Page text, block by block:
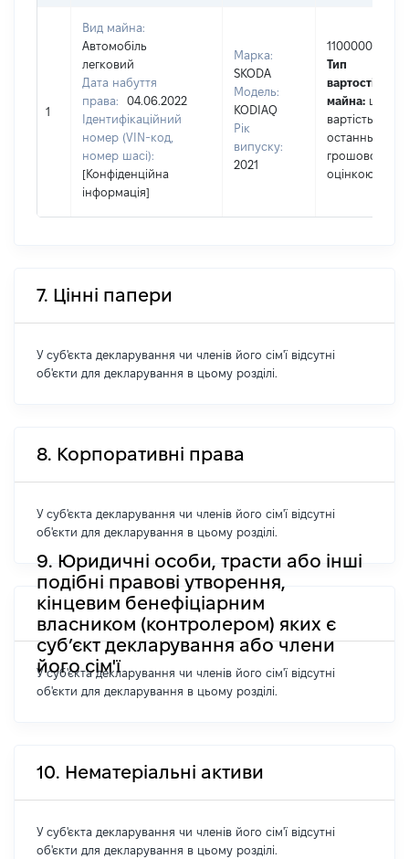
1
Вид майна:
Автомобіль
легковий
Дата набуття
права:
04.06.2022
Ідентифікаційний
номер (VIN-код,
номер шасі):
[Конфіденційна
інформація]
Марка:
SKODA
Модель:
KODIAQ
Рік
випуску:
2021
1100000
Тип
вартості
майна: це
вартість за
останньою
грошовою
оцінкою
7. Цінні папери
У суб'єкта декларування чи членів його сім'ї відсутні
об'єкти для декларування в цьому розділі.
8. Корпоративні права
У суб'єкта декларування чи членів його сім'ї відсутні
об'єкти для декларування в цьому розділі.
9. Юридичні особи, трасти або інші
подібні правові утворення,
кінцевим бенефіціарним
власником (контролером) яких є
суб’єкт декларування або члени
його сім'ї
У суб'єкта декларування чи членів його сім'ї відсутні
об'єкти для декларування в цьому розділі.
10. Нематеріальні активи
У суб'єкта декларування чи членів його сім'ї відсутні
об'єкти для декларування в цьому розділі.